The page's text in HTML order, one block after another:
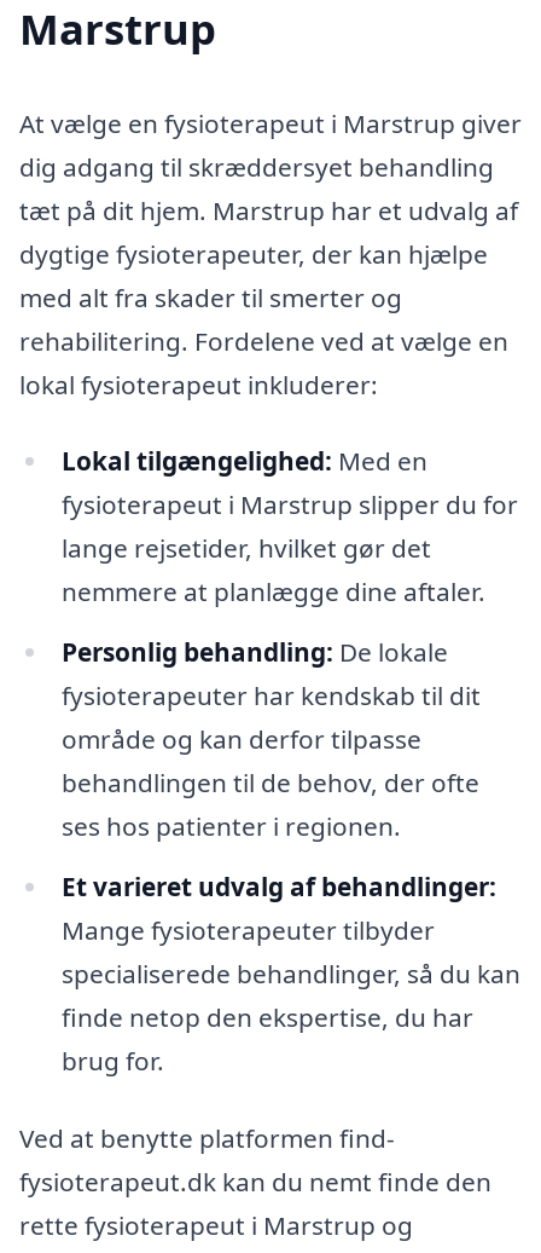
Marstrup
At vælge en fysioterapeut i Marstrup giver
dig adgang til skræddersyet behandling
tæt på dit hjem. Marstrup har et udvalg af
dygtige fysioterapeuter, der kan hjælpe
med alt fra skader til smerter og
rehabilitering. Fordelene ved at vælge en
lokal fysioterapeut inkluderer:
Lokal tilgængelighed: Med en
fysioterapeut i Marstrup slipper du for
lange rejsetider, hvilket gør det
nemmere at planlægge dine aftaler.
Personlig behandling: De lokale
fysioterapeuter har kendskab til dit
område og kan derfor tilpasse
behandlingen til de behov, der ofte
ses hos patienter i regionen.
Et varieret udvalg af behandlinger:
Mange fysioterapeuter tilbyder
specialiserede behandlinger, så du kan
finde netop den ekspertise, du har
brug for.
Ved at benytte platformen find-
fysioterapeut.dk kan du nemt finde den
rette fysioterapeut i Marstrup og